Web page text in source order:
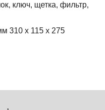
ключ, щетка, фильтр,
310 x 115 x 275